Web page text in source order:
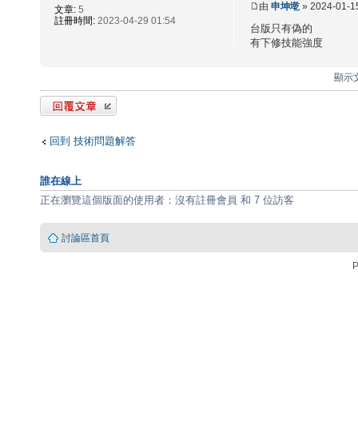
由申坤墘 » 2024-01-
台版只有偽的
有下修技能強度
文章: 5
註冊時間: 2023-04-29 01:54
顯示
發表回覆
回到 技術問題解答
誰在線上
正在瀏覽這個版面的使用者：沒有註冊會員 和 7 位訪客
討論區首頁